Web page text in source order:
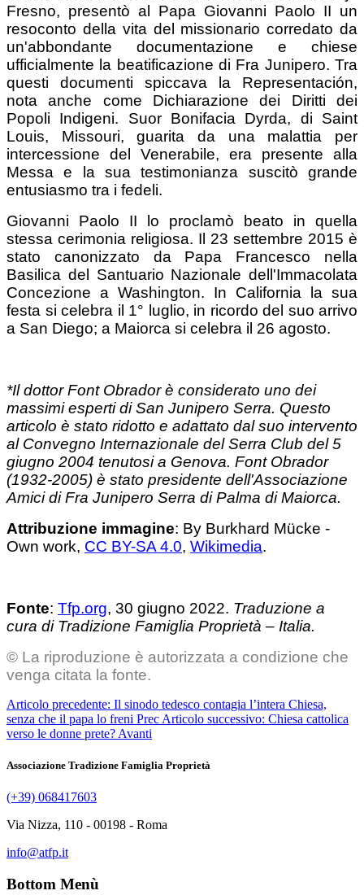
Fresno, presentò al Papa Giovanni Paolo II un
resoconto della vita del missionario corredato da
un'abbondante documentazione e chiese
ufficialmente la beatificazione di Fra Junipero. Tra
questi documenti spiccava la Representación,
nota anche come Dichiarazione dei Diritti dei
Popoli Indigeni. Suor Bonifacia Dyrda, di Saint
Louis, Missouri, guarita da una malattia per
intercessione del Venerabile, era presente alla
Messa e la sua testimonianza suscitò grande
entusiasmo tra i fedeli.
Giovanni Paolo II lo proclamò beato in quella
stessa cerimonia religiosa. Il 23 settembre 2015 è
stato canonizzato da Papa Francesco nella
Basilica del Santuario Nazionale dell'Immacolata
Concezione a Washington. In California la sua
festa si celebra il 1° luglio, in ricordo del suo arrivo
a San Diego; a Maiorca si celebra il 26 agosto.
*Il dottor Font Obrador è considerato uno dei
massimi esperti di San Junipero Serra. Questo
articolo è stato ridotto e adattato dal suo intervento
al Convegno Internazionale del Serra Club del 5
giugno 2004 tenutosi a Genova. Font Obrador
(1932-2005) è stato presidente dell'Associazione
Amici di Fra Junipero Serra di Palma di Maiorca.
Attribuzione immagine: By Burkhard Mücke -
Own work, CC BY-SA 4.0, Wikimedia.
Fonte: Tfp.org, 30 giugno 2022. Traduzione a
cura di Tradizione Famiglia Proprietà – Italia.
© La riproduzione è autorizzata a condizione che
venga citata la fonte.
Articolo precedente: Il sinodo tedesco contagia l’intera Chiesa,
senza che il papa lo freni Prec Articolo successivo: Chiesa cattolica
verso le donne prete? Avanti
Associazione Tradizione Famiglia Proprietà
(+39) 068417603
Via Nizza, 110 - 00198 - Roma
info@atfp.it
Bottom Menù